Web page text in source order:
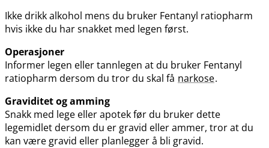
Ikke drikk alkohol mens du bruker Fentanyl ratiopharm
hvis ikke du har snakket med legen først.
Operasjoner
Informer legen eller tannlegen at du bruker Fentanyl
ratiopharm dersom du tror du skal få narkose.
Graviditet og amming
Snakk med lege eller apotek før du bruker dette
legemidlet dersom du er gravid eller ammer, tror at du
kan være gravid eller planlegger å bli gravid.